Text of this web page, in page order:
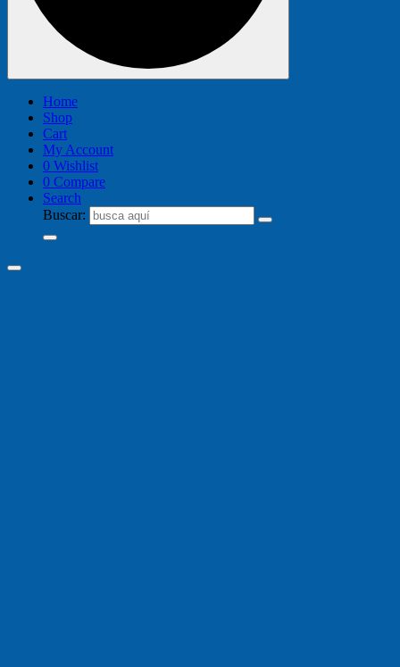
Home
Shop
Cart
My Account
0 Wishlist
0 Compare
Search
Buscar: